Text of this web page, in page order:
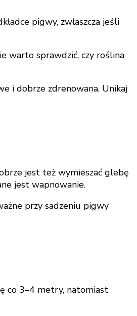
pigwy, zwłaszcza jeśli
warto sprawdzić, czy roślina
i dobrze zdrenowana. Unikaj
jest też wymieszać glebę
jest wapnowanie.
przy sadzeniu pigwy
co 3–4 metry, natomiast